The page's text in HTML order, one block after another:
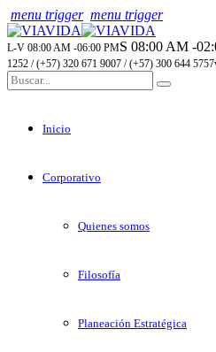
menu trigger menu trigger
L-V 08:00 AM -06:00 PMS 08:00 AM -
1252 / (+57) 320 671 9007 / (+57) 300 644 5757
Inicio
Corporativo
Quienes somos
Filosofía
Planeación Estratégica